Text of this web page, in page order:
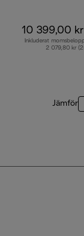
10 399,00 kr
Inkluderat
2 079,80 kr
Jämför